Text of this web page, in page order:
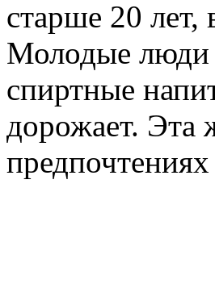
старше 20 лет,
Молодые люди
спиртные
дорожает. Эта